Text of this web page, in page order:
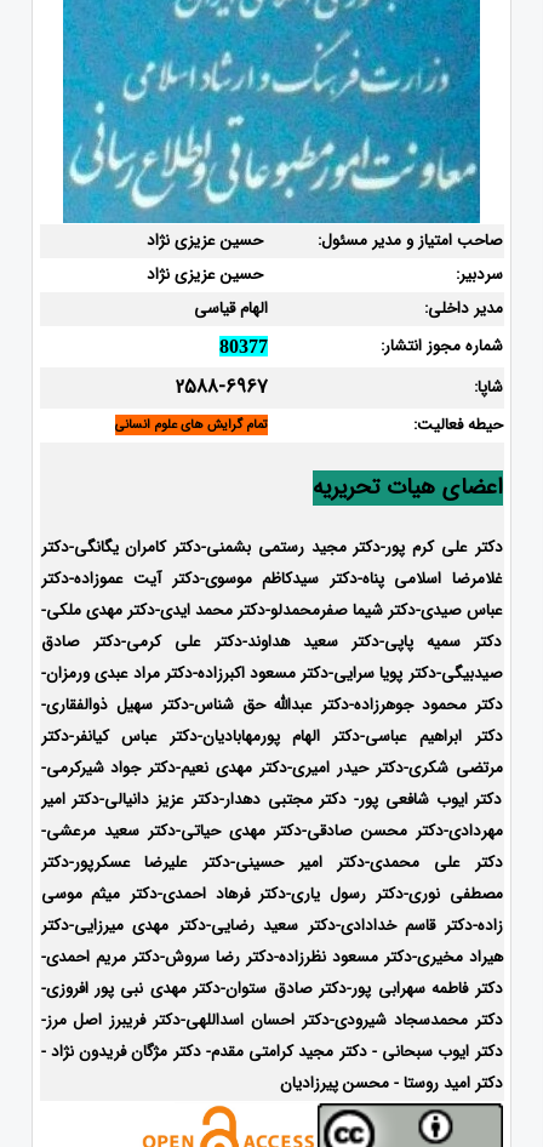
صاحب امتیاز و مدیر مسئول:
حسین عزیزی نژاد
سردبیر:
حسین عزیزی نژاد
مدیر داخلی:
الهام قیاسی
شماره مجوز انتشار:
80377
شاپا: 2588-6967
حیطه فعالیت: تمام گرایش های علوم انسانی
اعضای هیات تحریریه
دکتر علی کرم پور-دکتر مجید رستمی بشمنی-دکتر کامران یگانگی-دکتر
غلامرضا اسلامی پناه-دکتر سیدکاظم موسوی-دکتر آیت عموزاده-دکتر
عباس صیدی-دکتر شیما صفرمحمدلو-دکتر محمد ایدی-دکتر مهدی ملکی-
دکتر سمیه پاپی-دکتر سعید هداوند-دکتر علی کرمی-دکتر صادق
صیدبیگی-دکتر پویا سرایی-دکتر مسعود اکبرزاده-دکتر مراد عبدی ورمزان-
دکتر محمود جوهرزاده-دکتر عبدالله حق شناس-دکتر سهیل ذوالفقاری-
دکتر ابراهیم عباسی-دکتر الهام پورمهابادیان-دکتر عباس کیانفر-دکتر
مرتضی شکری-دکتر حیدر امیری-دکتر مهدی نعیم-دکتر جواد شیرکرمی-
دکتر ایوب شافعی پور- دکتر مجتبی دهدار-دکتر عزیز دانیالی-دکتر امیر
مهردادی-دکتر محسن صادقی-دکتر مهدی حیاتی-دکتر سعید مرعشی-
دکتر علی محمدی-دکتر امیر حسینی-دکتر علیرضا عسکرپور-دکتر
مصطفی نوری-دکتر رسول یاری-دکتر فرهاد احمدی-دکتر میثم موسی
زاده-دکتر قاسم خدادادی-دکتر سعید رضایی-دکتر مهدی میرزایی-دکتر
هیراد مخیری-دکتر مسعود نظرزاده-دکتر رضا سروش-دکتر مریم احمدی-
دکتر فاطمه سهرابی پور-دکتر صادق ستوان-دکتر مهدی نبی پور افروزی-
دکتر محمدسجاد شیرودی-دکتر احسان اسداللهی-دکتر فریبرز اصل مرز-
دکتر ایوب سبحانی - دکتر مجید کرامتی مقدم- دکتر مژگان فریدون نژاد -
دکتر امید روستا - محسن پیرزادیان